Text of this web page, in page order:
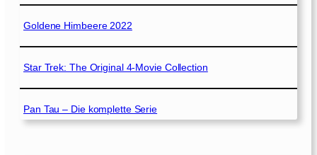
Goldene Himbeere 2022
Star Trek: The Original 4-Movie Collection
Pan Tau – Die komplette Serie